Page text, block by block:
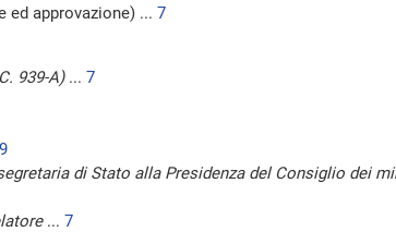
ed approvazione) ... 7
939-A)... 7
9
di Stato alla Presidenza del Consiglio dei
... 7